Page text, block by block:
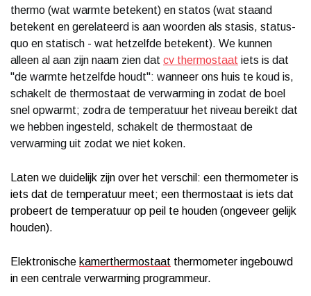
thermo (wat warmte betekent) en statos (wat staand
betekent en gerelateerd is aan woorden als stasis, status-
quo en statisch - wat hetzelfde betekent). We kunnen
alleen al aan zijn naam zien dat cv thermostaat iets is dat
"de warmte hetzelfde houdt": wanneer ons huis te koud is,
schakelt de thermostaat de verwarming in zodat de boel
snel opwarmt; zodra de temperatuur het niveau bereikt dat
we hebben ingesteld, schakelt de thermostaat de
verwarming uit zodat we niet koken.
Laten we duidelijk zijn over het verschil: een thermometer is
iets dat de temperatuur meet; een thermostaat is iets dat
probeert de temperatuur op peil te houden (ongeveer gelijk
houden).
Elektronische kamerthermostaat thermometer ingebouwd
in een centrale verwarming programmeur.